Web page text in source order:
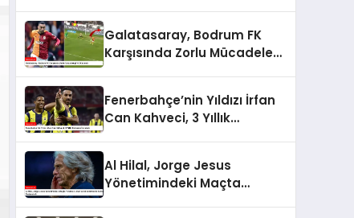
Galatasaray, Bodrum FK
Karşısında Zorlu Mücadeleyi
Fenerbahçe’nin Yıldızı İrfan
Can Kahveci, 3 Yıllık
Al Hilal, Jorge Jesus
Yönetimindeki Maçta